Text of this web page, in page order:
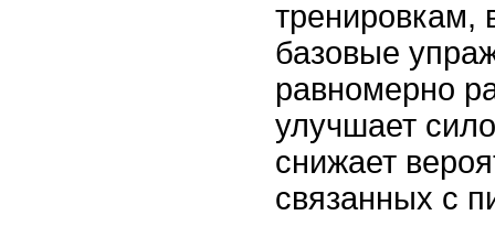
базовые
равномерно
улучшает
снижает
связанных с